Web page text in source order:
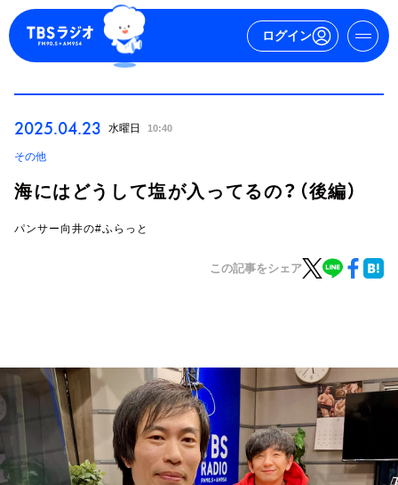
ログイン
トピックス
TBS Podcast
お知らせ
イベント・グッズ
YouTube
会社情報
2025.04.23 水曜日 10:40
その他
海にはどうして塩が入ってるの？（後編）
パンサー向井の#ふらっと
この記事をシェア